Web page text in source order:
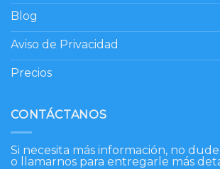
Blog
Aviso de Privacidad
Precios
CONTÁCTANOS
Si necesita más información, no
o llamarnos para entregarle más